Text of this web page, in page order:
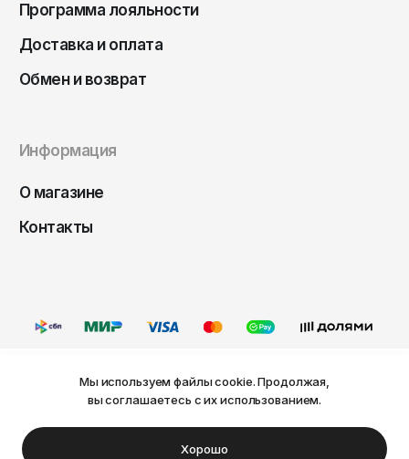
Программа лояльности
Доставка и оплата
Обмен и возврат
Информация
О магазине
Контакты
© FRIDAY, 2026
Оферта
Политика конфиденциальности
Черкесск
Чита
Элиста
Якутск
Ваш город Пермь?
Мы используем файлы cookie. Продолжая,
вы соглашаетесь с их использованием.
Хорошо